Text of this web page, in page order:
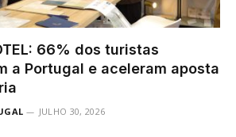
66% dos turistas
a Portugal e aceleram aposta
JULHO 30, 2026